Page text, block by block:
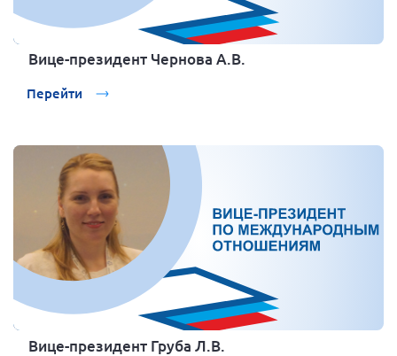
Вице-президент Чернова А.В.
Перейти
Вице-президент Груба Л.В.